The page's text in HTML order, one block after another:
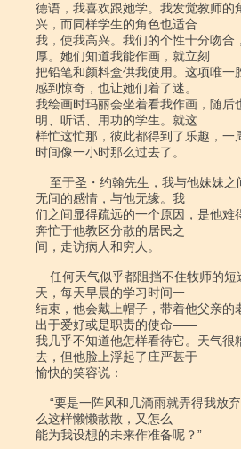
德语，我喜欢跟她学。我发觉教师的
兴，而同样学生的角色也适合
我，使我高兴。我们的个性十分吻合
厚。她们知道我能作画，就立刻
把铅笔和颜料盒供我使用。这项唯一
感到惊奇，也让她们着了迷。
我绘画时玛丽会坐着看我作画，随后
明、听话、用功的学生。就这
样忙这忙那，彼此都得到了乐趣，一
时间像一小时那么过去了。
无间的感情，与他无缘。我
们之间显得疏远的一个原因，是他难
奔忙于他教区分散的居民之
间，走访病人和穷人。
天，每天早晨的学习时间一
结束，他会戴上帽子，带着他父亲的
出于爱好或是职责的使命――
我几乎不知道他怎样看待它。天气很
去，但他脸上浮起了庄严甚于
愉快的笑容说：
么这样懒懒散散，又怎么
能为我设想的未来作准备呢？”